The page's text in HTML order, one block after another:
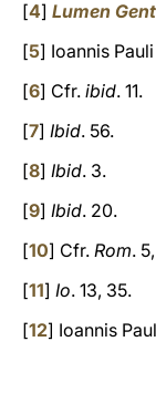
[4] Lumen
[5] Ioannis Pauli
[6] Cfr. ibid. 11.
[7] Ibid. 56.
[8] Ibid. 3.
[9] Ibid. 20.
[10] Cfr. Rom.
[11] Io. 13, 35.
[12] Ioannis